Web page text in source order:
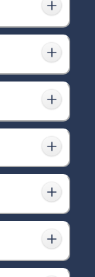
高色彩系
）
在墙上涂
来给大家
颗珍珠：邂
·软装 马